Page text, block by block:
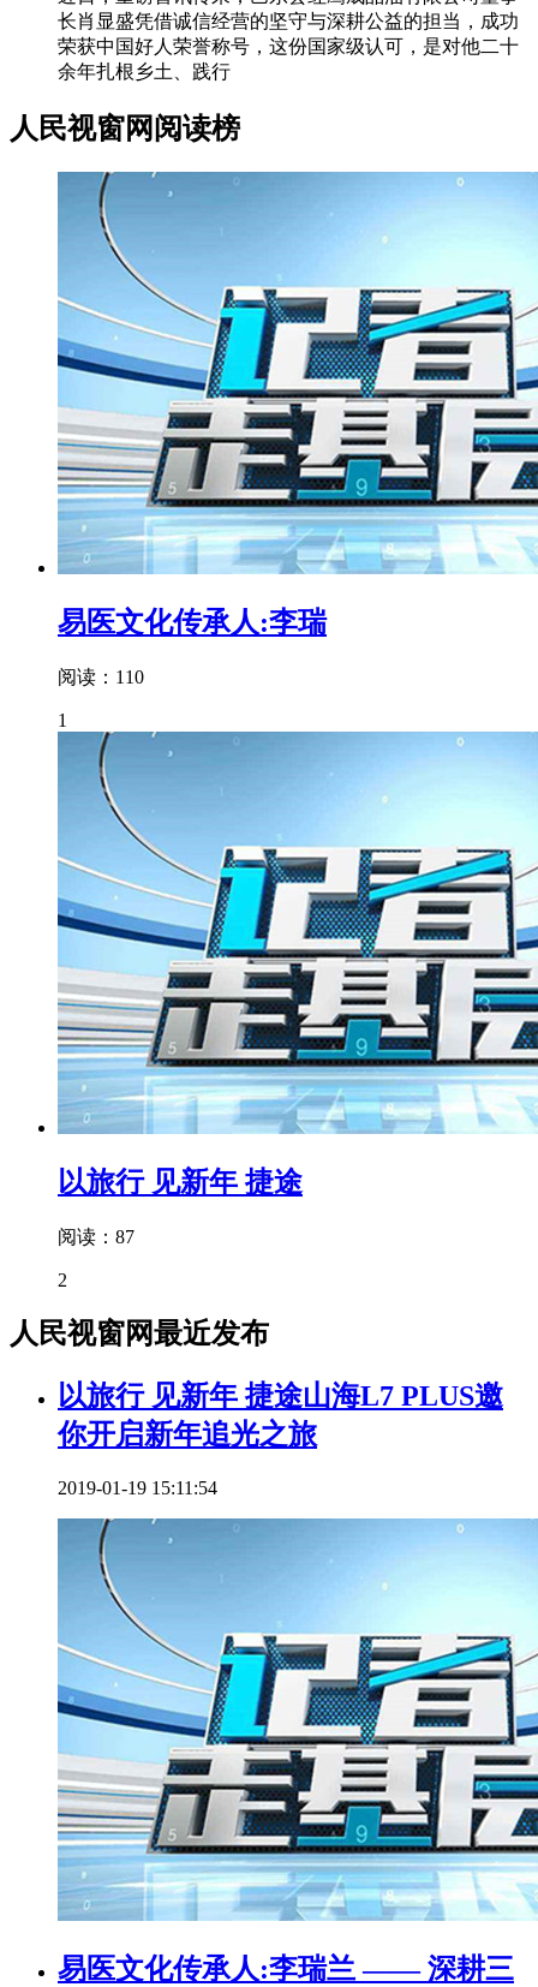
长肖显盛凭借诚信经营的坚守与深耕公益的担当，成功
荣获中国好人荣誉称号，这份国家级认可，是对他二十
余年扎根乡土、践行
人民视窗网阅读榜
易医文化传承人:李瑞
阅读：110
1
以旅行 见新年 捷途
阅读：87
2
人民视窗网最近发布
以旅行 见新年 捷途山海L7 PLUS邀
你开启新年追光之旅
2019-01-19 15:11:54
易医文化传承人:李瑞兰 —— 深耕三